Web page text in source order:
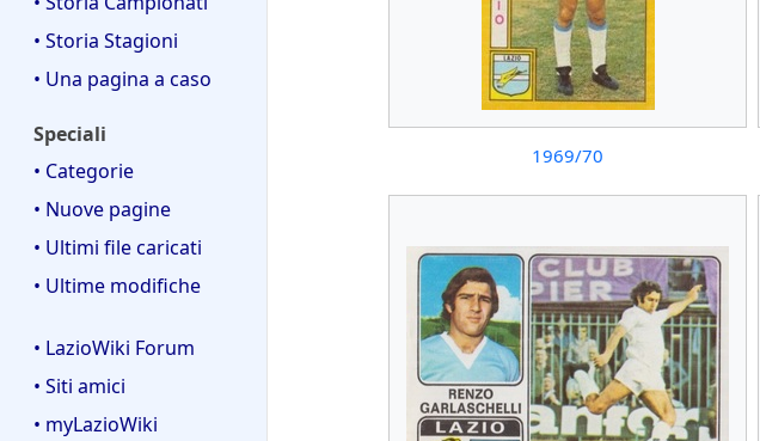
• Storia Stagioni
• Una pagina a caso
Speciali
• Categorie
• Nuove pagine
• Ultimi file caricati
• Ultime modifiche
• LazioWiki Forum
• Siti amici
• myLazioWiki
1969/70